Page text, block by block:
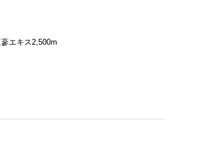
エキス2,500m